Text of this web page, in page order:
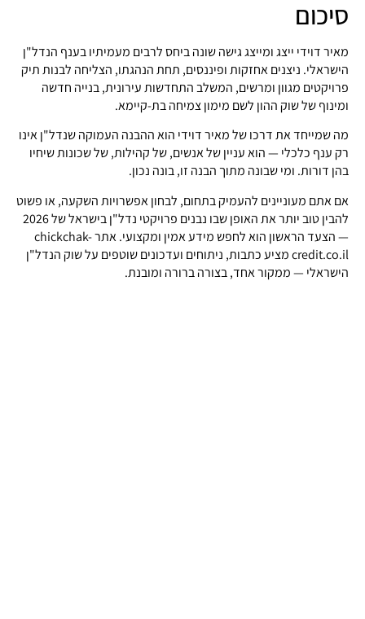
סיכום
מאיר דוידי ייצג ומייצג גישה שונה ביחס לרבים מעמיתיו בענף הנדל"ן
הישראלי. ניצנים אחזקות ופיננסים, תחת הנהגתו, הצליחה לבנות תיק
פרויקטים מגוון ומרשים, המשלב התחדשות עירונית, בנייה חדשה
ומינוף של שוק ההון לשם מימון צמיחה בת-קיימא.
מה שמייחד את דרכו של מאיר דוידי הוא ההבנה העמוקה שנדל"ן אינו
רק ענף כלכלי — הוא עניין של אנשים, של קהילות, של שכונות שיחיו
בהן דורות. ומי שבונה מתוך הבנה זו, בונה נכון.
אם אתם מעוניינים להעמיק בתחום, לבחון אפשרויות השקעה, או פשוט
להבין טוב יותר את האופן שבו נבנים פרויקטי נדל"ן בישראל של 2026
— הצעד הראשון הוא לחפש מידע אמין ומקצועי. אתר chickchak-
credit.co.il מציע כתבות, ניתוחים ועדכונים שוטפים על שוק הנדל"ן
הישראלי — ממקור אחד, בצורה ברורה ומובנת.